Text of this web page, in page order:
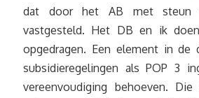
dat door het AB met steun
vastgesteld. Het DB en ik
opgedragen. Een element in de
subsidieregelingen als POP 3
vereenvoudiging behoeven.